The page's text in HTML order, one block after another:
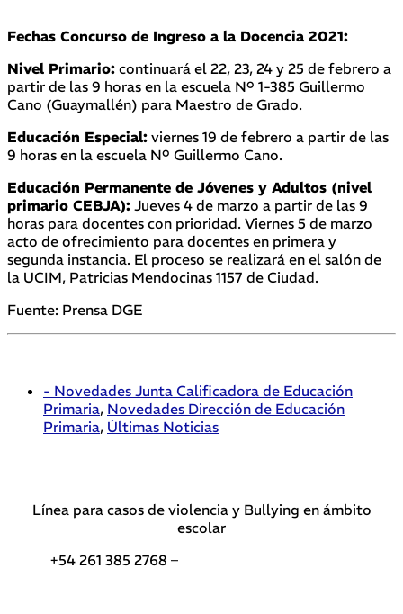
Fechas Concurso de Ingreso a la Docencia 2021:
Nivel Primario: continuará el 22, 23, 24 y 25 de febrero a
partir de las 9 horas en la escuela Nº 1-385 Guillermo
Cano (Guaymallén) para Maestro de Grado.
Educación Especial: viernes 19 de febrero a partir de las
9 horas en la escuela Nº Guillermo Cano.
Educación Permanente de Jóvenes y Adultos (nivel
primario CEBJA): Jueves 4 de marzo a partir de las 9
horas para docentes con prioridad. Viernes 5 de marzo
acto de ofrecimiento para docentes en primera y
segunda instancia. El proceso se realizará en el salón de
la UCIM, Patricias Mendocinas 1157 de Ciudad.
Fuente: Prensa DGE
- Novedades Junta Calificadora de Educación
Primaria, Novedades Dirección de Educación
Primaria, Últimas Noticias
Línea para casos de violencia y Bullying en ámbito
escolar
+54 261 385 2768 –